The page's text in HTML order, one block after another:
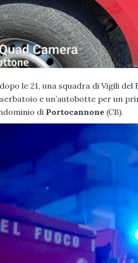
le 21, una squadra di Vigili
e un’autobotte per un
di Portocannone (CB).